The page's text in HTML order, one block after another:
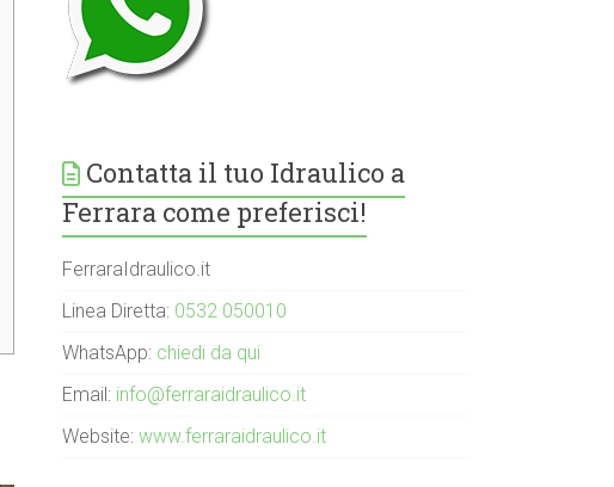
Contatta il tuo Idraulico a
Ferrara come preferisci!
FerraraIdraulico.it
Linea Diretta: 0532 050010
WhatsApp: chiedi da qui
Email: info@ferraraidraulico.it
Website:www.ferraraidraulico.it